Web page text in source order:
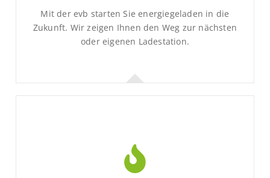
Mehr Informationen
Mit der evb starten Sie energiegeladen in die
Zukunft. Wir zeigen Ihnen den Weg zur nächsten
oder eigenen Ladestation.
Wir begleiten Sie auf dem Weg zur
Energiewende.